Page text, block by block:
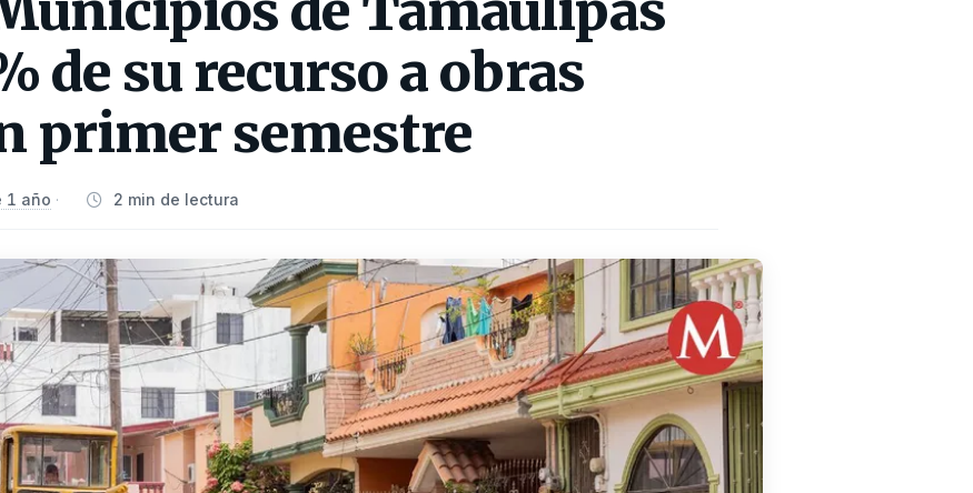
de su recurso a obras
primer semestre
1 año · 2 min de lectura